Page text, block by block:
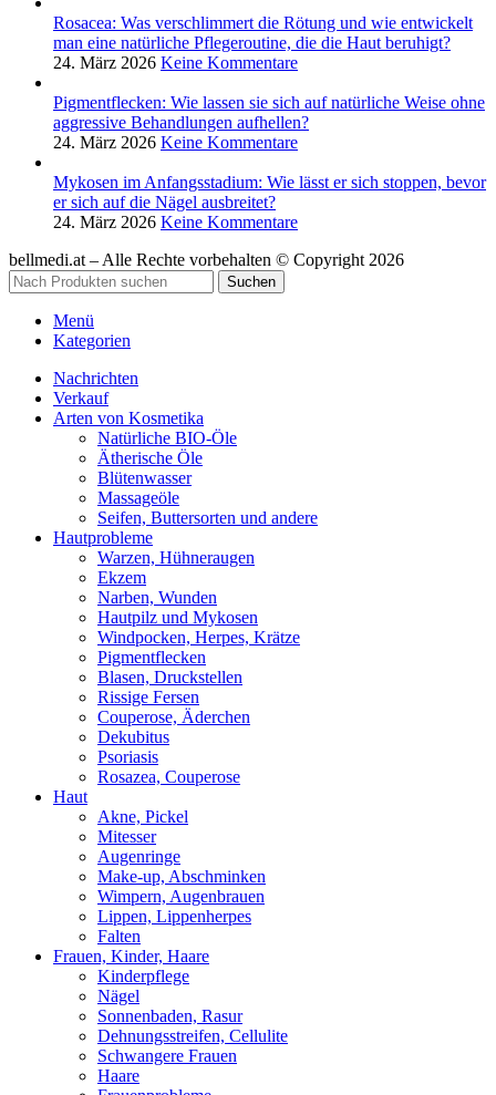
Rosacea: Was verschlimmert die Rötung und wie entwickelt
man eine natürliche Pflegeroutine, die die Haut beruhigt?
24. März 2026 Keine Kommentare
Pigmentflecken: Wie lassen sie sich auf natürliche Weise ohne
aggressive Behandlungen aufhellen?
24. März 2026 Keine Kommentare
Mykosen im Anfangsstadium: Wie lässt er sich stoppen, bevor
er sich auf die Nägel ausbreitet?
24. März 2026 Keine Kommentare
bellmedi.at – Alle Rechte vorbehalten © Copyright 2026
Suchen
Menü
Kategorien
Nachrichten
Verkauf
Arten von Kosmetika
Natürliche BIO-Öle
Ätherische Öle
Blütenwasser
Massageöle
Seifen, Buttersorten und andere
Hautprobleme
Warzen, Hühneraugen
Ekzem
Narben, Wunden
Hautpilz und Mykosen
Windpocken, Herpes, Krätze
Pigmentflecken
Blasen, Druckstellen
Rissige Fersen
Couperose, Äderchen
Dekubitus
Psoriasis
Rosazea, Couperose
Haut
Akne, Pickel
Mitesser
Augenringe
Make-up, Abschminken
Wimpern, Augenbrauen
Lippen, Lippenherpes
Falten
Frauen, Kinder, Haare
Kinderpflege
Nägel
Sonnenbaden, Rasur
Dehnungsstreifen, Cellulite
Schwangere Frauen
Haare